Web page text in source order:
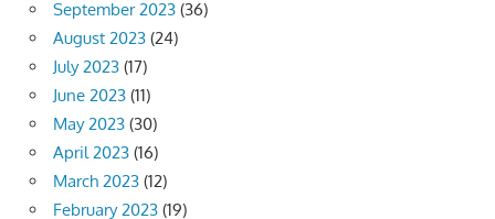
September 2023 (36)
August 2023 (24)
July 2023 (17)
June 2023 (11)
May 2023 (30)
April 2023 (16)
March 2023 (12)
February 2023 (19)